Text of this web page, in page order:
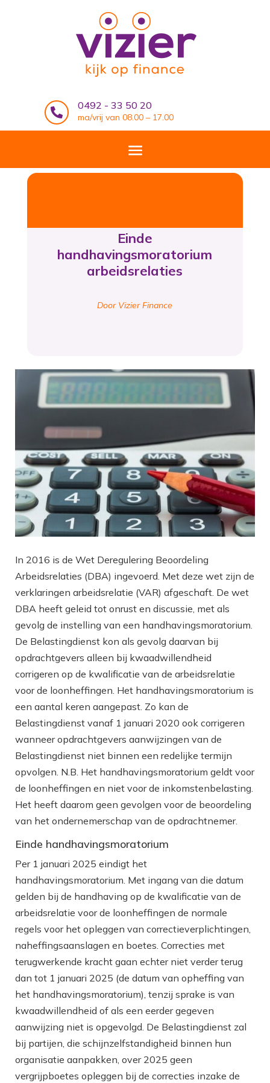

0492 - 33 50 20
ma/vrij van 08.00 – 17.00
Einde
handhavingsmoratorium
arbeidsrelaties
Door Vizier Finance
In 2016 is de Wet Deregulering Beoordeling
Arbeidsrelaties (DBA) ingevoerd. Met deze wet zijn de
verklaringen arbeidsrelatie (VAR) afgeschaft. De wet
DBA heeft geleid tot onrust en discussie, met als
gevolg de instelling van een handhavingsmoratorium.
De Belastingdienst kon als gevolg daarvan bij
opdrachtgevers alleen bij kwaadwillendheid
corrigeren op de kwalificatie van de arbeidsrelatie
voor de loonheffingen. Het handhavingsmoratorium is
een aantal keren aangepast. Zo kan de
Belastingdienst vanaf 1 januari 2020 ook corrigeren
wanneer opdrachtgevers aanwijzingen van de
Belastingdienst niet binnen een redelijke termijn
opvolgen. N.B. Het handhavingsmoratorium geldt voor
de loonheffingen en niet voor de inkomstenbelasting.
Het heeft daarom geen gevolgen voor de beoordeling
van het ondernemerschap van de opdrachtnemer.
Einde handhavingsmoratorium
Per 1 januari 2025 eindigt het
handhavingsmoratorium. Met ingang van die datum
gelden bij de handhaving op de kwalificatie van de
arbeidsrelatie voor de loonheffingen de normale
regels voor het opleggen van correctieverplichtingen,
naheffingsaanslagen en boetes. Correcties met
terugwerkende kracht gaan echter niet verder terug
dan tot 1 januari 2025 (de datum van opheffing van
het handhavingsmoratorium), tenzij sprake is van
kwaadwillendheid of als een eerder gegeven
aanwijzing niet is opgevolgd. De Belastingdienst zal
bij partijen, die schijnzelfstandigheid binnen hun
organisatie aanpakken, over 2025 geen
vergrijpboetes opleggen bij de correcties inzake de